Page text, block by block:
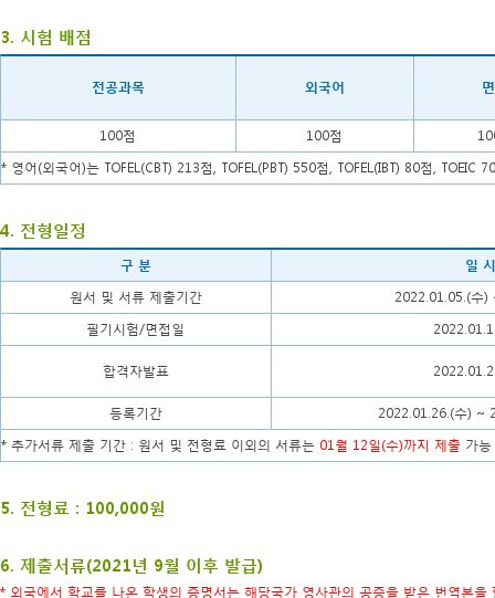
3. 시험 배점
전공과목 외국어
100점 100점
* 영어(외국어)는 TOFEL(CBT) 213점, TOFEL(PBT) 550점, TOFEL(IBT) 80점,
4. 전형일정
구 분
일 시
원서 및 서류 제출기간
2022.01.05.(수)
필기시험/면접일
합격자발표
등록기간
2022.01.26.(수) ~
* 추가서류 제출 기간 : 원서 및 전형료 이외의 서류는 01월 12일(수)까지 제출 가능
5. 전형료 : 100,000원
6. 제출서류(2021년 9월 이후 발급)
* 외국에서 학교를 나온 학생의 증명서는 해당국가 영사관의 공증을 받은 번역본을